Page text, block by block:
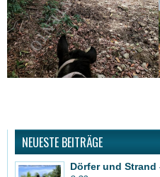
NEUESTE BEITRÄGE
Dörfer und Strand